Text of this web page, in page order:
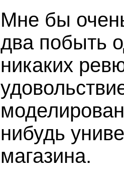
Мне бы
два побыть
никаких
нибудь
магазина.